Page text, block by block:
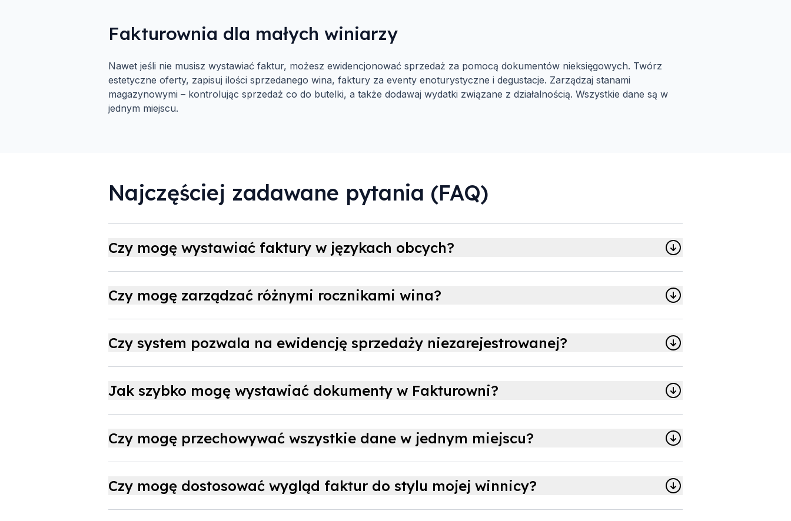
Fakturownia dla małych winiarzy
Nawet jeśli nie musisz wystawiać faktur, możesz ewidencjonować sprzedaż za pomocą dokumentów nieksięgowych. Twórz
estetyczne oferty, zapisuj ilości sprzedanego wina, faktury za eventy enoturystyczne i degustacje. Zarządzaj stanami
magazynowymi – kontrolując sprzedaż co do butelki, a także dodawaj wydatki związane z działalnością. Wszystkie dane są w
jednym miejscu.
Najczęściej zadawane pytania (FAQ)
Czy mogę wystawiać faktury w językach obcych?
Czy mogę zarządzać różnymi rocznikami wina?
Czy system pozwala na ewidencję sprzedaży niezarejestrowanej?
Jak szybko mogę wystawiać dokumenty w Fakturowni?
Czy mogę przechowywać wszystkie dane w jednym miejscu?
Czy mogę dostosować wygląd faktur do stylu mojej winnicy?